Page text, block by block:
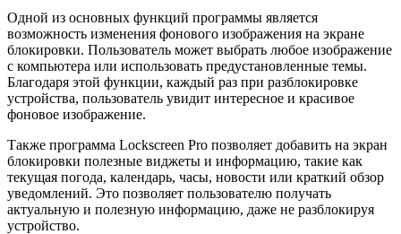
Одной из основных функций программы является
возможность изменения фонового изображения на экране
блокировки. Пользователь может выбрать любое изображение
с компьютера или использовать предустановленные темы.
Благодаря этой функции, каждый раз при разблокировке
устройства, пользователь увидит интересное и красивое
фоновое изображение.
Также программа Lockscreen Pro позволяет добавить на экран
блокировки полезные виджеты и информацию, такие как
текущая погода, календарь, часы, новости или краткий обзор
уведомлений. Это позволяет пользователю получать
актуальную и полезную информацию, даже не разблокируя
устройство.